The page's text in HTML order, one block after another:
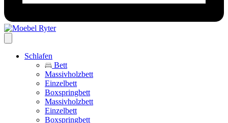
Schlafen
Bett
Massivholzbett
Einzelbett
Boxspringbett
Massivholzbett
Einzelbett
Boxspringbett